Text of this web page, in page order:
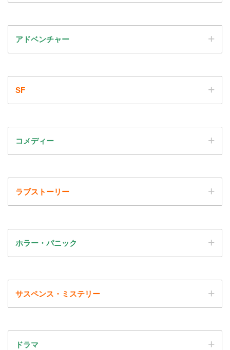
アドベンチャー
SF
コメディー
ラブストーリー
ホラー・パニック
サスペンス・ミステリー
ドラマ